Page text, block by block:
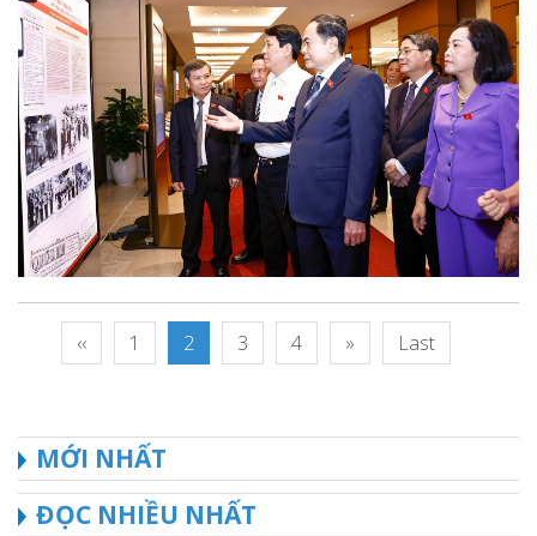
‹‹ 1 2 3 4 » Last
MỚI NHẤT
ĐỌC NHIỀU NHẤT